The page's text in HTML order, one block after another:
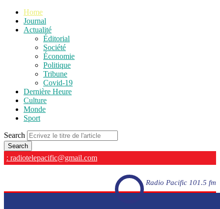
Home
Journal
Actualité
Éditorial
Société
Économie
Politique
Tribune
Covid-19
Dernière Heure
Culture
Monde
Sport
Search
: radiotelepacific@gmail.com
Radio Pacific 101.5 fm